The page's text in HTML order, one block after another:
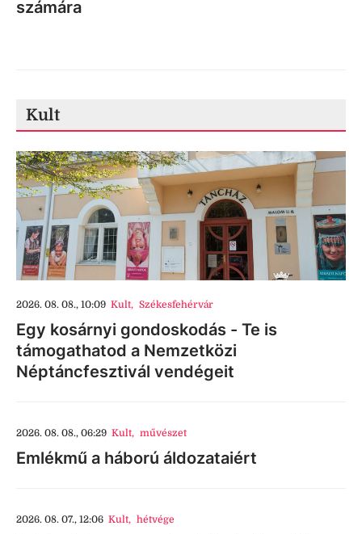
számára
Kult
2026. 08. 08., 10:09 Kult, Székesfehérvár
Egy kosárnyi gondoskodás - Te is
támogathatod a Nemzetközi
Néptáncfesztivál vendégeit
2026. 08. 08., 06:29 Kult, művészet
Emlékmű a háború áldozataiért
2026. 08. 07., 12:06 Kult, hétvége